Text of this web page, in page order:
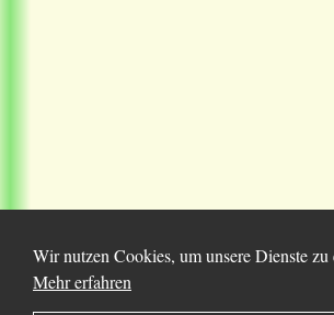
Wir nutzen Cookies, um unsere Dienste
Mehr erfahren